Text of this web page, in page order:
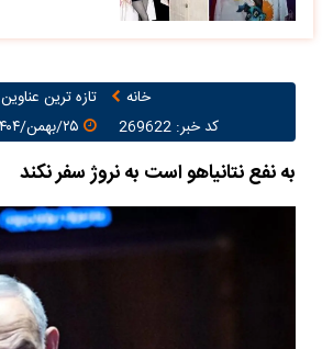
خانه
تازه ترین عناوین
کد خبر: 269622
به نفع نتانیاهو است به نروژ سفر نکند